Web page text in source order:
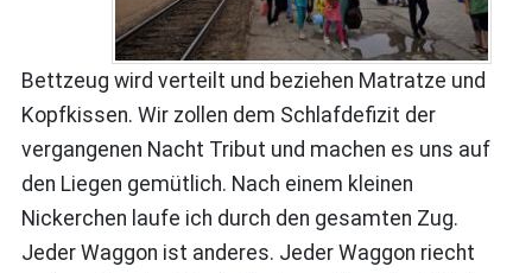
Bettzeug wird verteilt und beziehen Matratze und
Kopfkissen. Wir zollen dem Schlafdefizit der
vergangenen Nacht Tribut und machen es uns auf
den Liegen gemütlich. Nach einem kleinen
Nickerchen laufe ich durch den gesamten Zug.
Jeder Waggon ist anderes. Jeder Waggon riecht